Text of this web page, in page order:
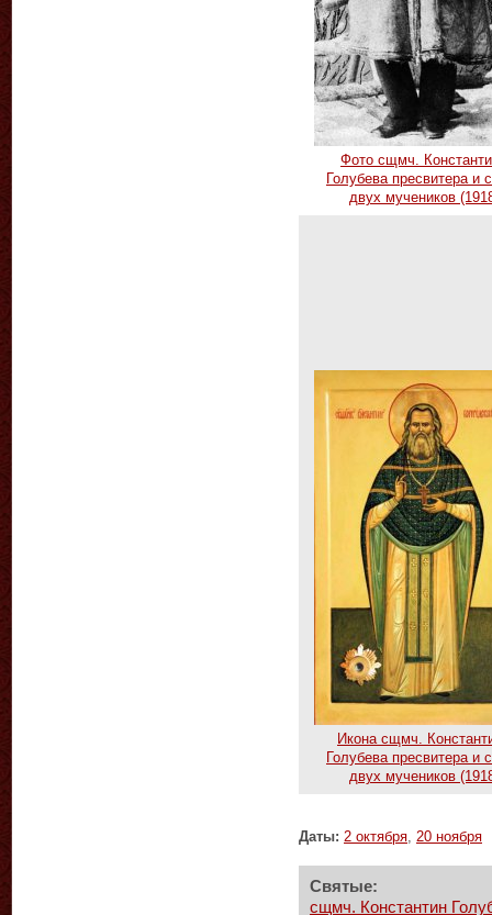
Фото сщмч.
Голубева пресвитера и
двух мучеников
Икона сщмч.
Голубева пресвитера и
двух мучеников
Даты: 2 октября, 20 ноября
Святые:
сщмч. Константин